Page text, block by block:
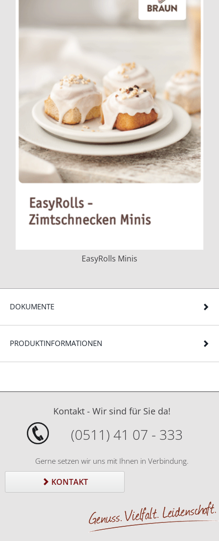
EasyRolls Minis
DOKUMENTE
PRODUKTINFORMATIONEN
Kontakt - Wir sind für Sie da!
(0511) 41 07 - 333
Gerne setzen wir uns mit Ihnen in Verbindung.
KONTAKT